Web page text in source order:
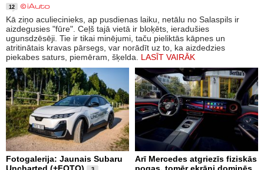
12
Kā ziņo aculiecinieks, ap pusdienas laiku, netālu no Salaspils ir
aizdegusies "fūre". Ceļš tajā vietā ir bloķēts, ieradušies
ugunsdzēsēji. Tie ir tikai minējumi, taču pieliktās kāpnes un
atritinātais kravas pārsegs, var norādīt uz to, ka aizdedzies
piekabes saturs, piemēram, šķelda. LASĪT VAIRĀK
Fotogalerija: Jaunais Subaru
Arī Mercedes atgriezīs fiziskās